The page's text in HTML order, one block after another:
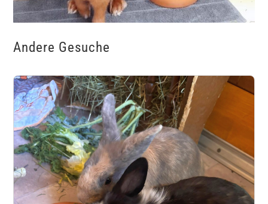
Andere Gesuche